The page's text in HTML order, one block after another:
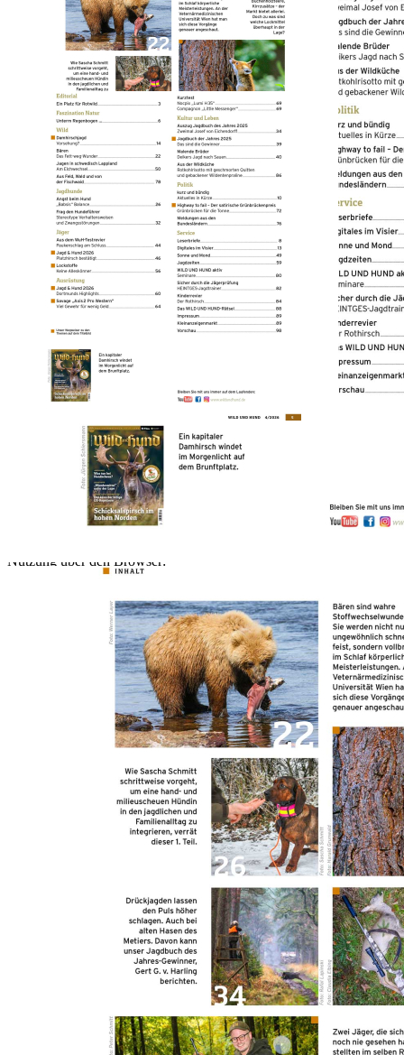
7,80 €
inkl. MwSt. zzgl. Versand
Auswählen
Ausgabenart
Print
7,80 €
Sofort lieferbar
Digital
6,80 € Sofort lieferbar
Zum Warenkorb hinzufügen
Zur Wunschliste hinzufügen
Sofort lieferbar
Beschreibung
Lesen Sie in der WILD UND HUND Ausgabe 04/2026 auf 100
- Jagdhunde: Was Tun bei Handscheue?
- Lockstoffe: "Wundermittel" unter der Lupe.
- Savage AXIS2 Pro Western: Das kann der Billige US-Repetierer
- Damhirschjagd: Schicksalspirsch im hohen Norden.
Bestellen sie jetzt die druckfrische Ausgabe vom 19. Februar 2026
Nutzung über den Browser:
unter Mein Konto im Reiter Digital Abo Ihre gekaufte E-Paper
Ausgabe und werden auf die Seite Jagdpresse bzw. Angelpresse
Nutzung über die APP:
Laden Sie sich die kostenlosse App Jagdpresse bzw. Angelpresse in
Ihrem App-Store/Play-Store herunter. Dort melden Sie sich nach
erfolgreicher Registrierung auf www.pareyshop.de mit Ihren
Details zur Produktsicherheit Im Rahmen der EU-Verordnung sind
wir verpflichtet, Informationen über den verantwortlichen
Wirtschaftsakteur bereitzustellen. Dieser ist für die Einhaltung der
EU-Vorschriften zu unseren Produkten verantwortlich.
Verantwortlicher Wirtschaftsakteur gemäß EU-Verordnung:
Paul Parey Zeitschriftenverlag GmbH Erich-Kästner-Str. 2 56379
Singhofen DEUTSCHLAND kundencenter@paulparey.de
PAREYSHOP – Der Onlineshop fürJagen&Angeln
Telefon: +49 (0) 2604 / 978 888
kundencenter@paulparey.de